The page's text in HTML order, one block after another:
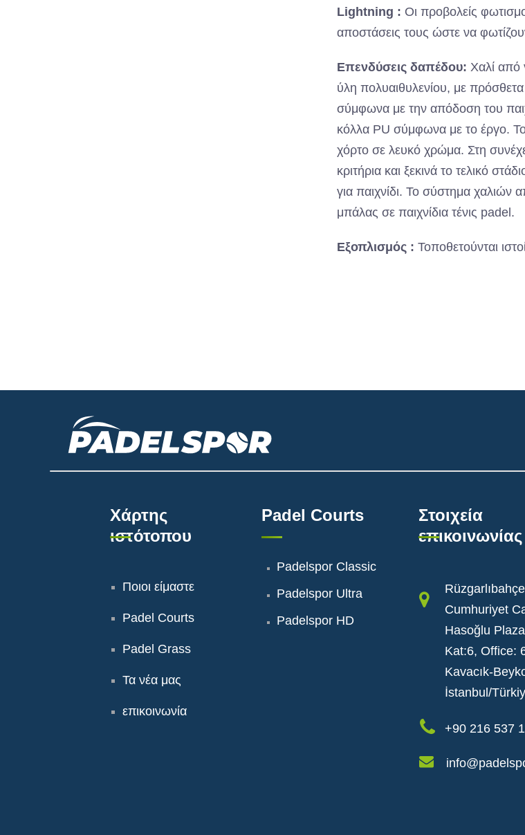
Lightning : Οι προβολείς
αποστάσεις τους ώστε να
Επενδύσεις δαπέδου: Χαλί από
ύλη πολυαιθυλενίου, με
σύμφωνα με την απόδοση του
κόλλα PU σύμφωνα με το έργο.
χόρτο σε λευκό χρώμα. Στη
κριτήρια και ξεκινά το τελικό
για παιχνίδι. Το σύστημα
μπάλας σε παιχνίδια τένις padel.
Εξοπλισμός : Τοποθετούνται
Χάρτης
ιστότοπου
Ποιοι είμαστε
Padel Courts
Padel Grass
Τα νέα μας
επικοινωνία
Padel Courts
Padelspor Classic
Padelspor Ultra
Padelspor HD
Στοιχεία
επικοινωνίας
Cumhuriyet
Hasoğlu
Kat:6, Office:
Kavacık-
İstanbul/
+90 216 537